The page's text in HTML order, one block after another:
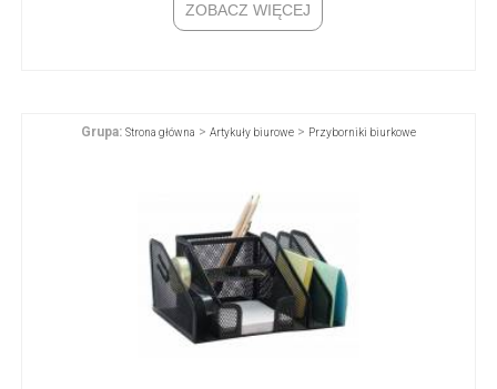
ZOBACZ WIĘCEJ
Grupa: Strona główna > Artykuły biurowe > Przyborniki biurkowe